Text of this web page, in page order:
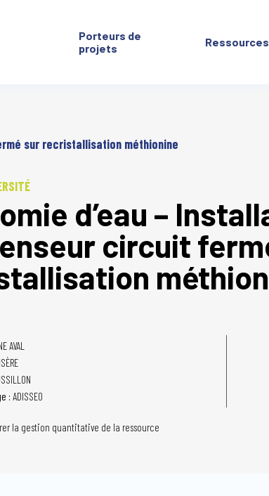
Porteurs de
projets
Ressources
sur recristallisation méthionine
d’eau –
circuit
AVAL
ISÈRE
: ADISSEO
la gestion quantitative de la ressource